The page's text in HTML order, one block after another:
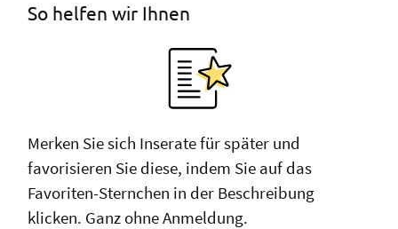
So helfen wir Ihnen
Merken Sie sich Inserate für später und
favorisieren Sie diese, indem Sie auf das
Favoriten-Sternchen in der Beschreibung
klicken. Ganz ohne Anmeldung.